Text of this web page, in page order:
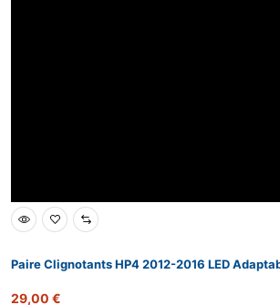
Paire Clignotants HP4 2012-2016 LED
29,00 €